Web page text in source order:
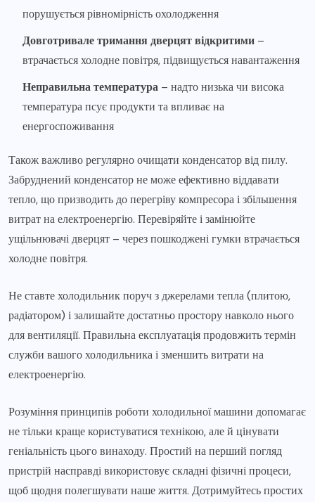
порушується рівномірність охолодження
Довготривале тримання дверцят відкритими –
втрачається холодне повітря, підвищується навантаження
Неправильна температура – надто низька чи висока
температура псує продукти та впливає на
енергоспоживання
Також важливо регулярно очищати конденсатор від пилу.
Забруднений конденсатор не може ефективно віддавати
тепло, що призводить до перегріву компресора і збільшення
витрат на електроенергію. Перевіряйте і замінюйте
ущільнювачі дверцят – через пошкоджені гумки втрачається
холодне повітря.
Не ставте холодильник поруч з джерелами тепла (плитою,
радіатором) і залишайте достатньо простору навколо нього
для вентиляції. Правильна експлуатація продовжить термін
служби вашого холодильника і зменшить витрати на
електроенергію.
Розуміння принципів роботи холодильної машини допомагає
не тільки краще користуватися технікою, але й цінувати
геніальність цього винаходу. Простий на перший погляд
пристрій насправді використовує складні фізичні процеси,
щоб щодня полегшувати наше життя. Дотримуйтесь простих